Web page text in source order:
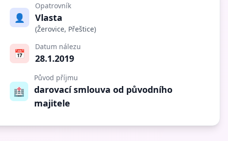
👤
Opatrovník
Vlasta
(Žerovice, Přeštice)
📅
Datum nálezu
28.1.2019
🏥
Původ příjmu
darovací smlouva od původního
majitele